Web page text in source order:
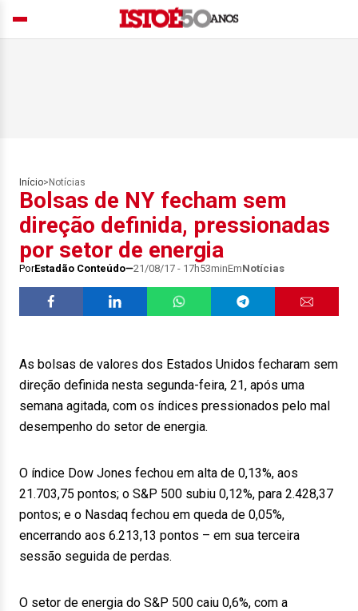
Início> Notícias
Bolsas de NY fecham sem
direção definida, pressionadas
por setor de energia
PorEstadão Conteúdo 21/08/17 - 17h53minEmNotícias
As bolsas de valores dos Estados Unidos fecharam sem
direção definida nesta segunda-feira, 21, após uma
semana agitada, com os índices pressionados pelo mal
desempenho do setor de energia.
O índice Dow Jones fechou em alta de 0,13%, aos
21.703,75 pontos; o S&P 500 subiu 0,12%, para 2.428,37
pontos; e o Nasdaq fechou em queda de 0,05%,
encerrando aos 6.213,13 pontos – em sua terceira
sessão seguida de perdas.
O setor de energia do S&P 500 caiu 0,6%, com a